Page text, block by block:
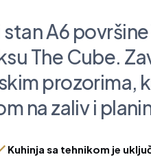
A6 površine
The Cube.
prozorima,
na zaliv i
Kuhinja sa tehnikom je